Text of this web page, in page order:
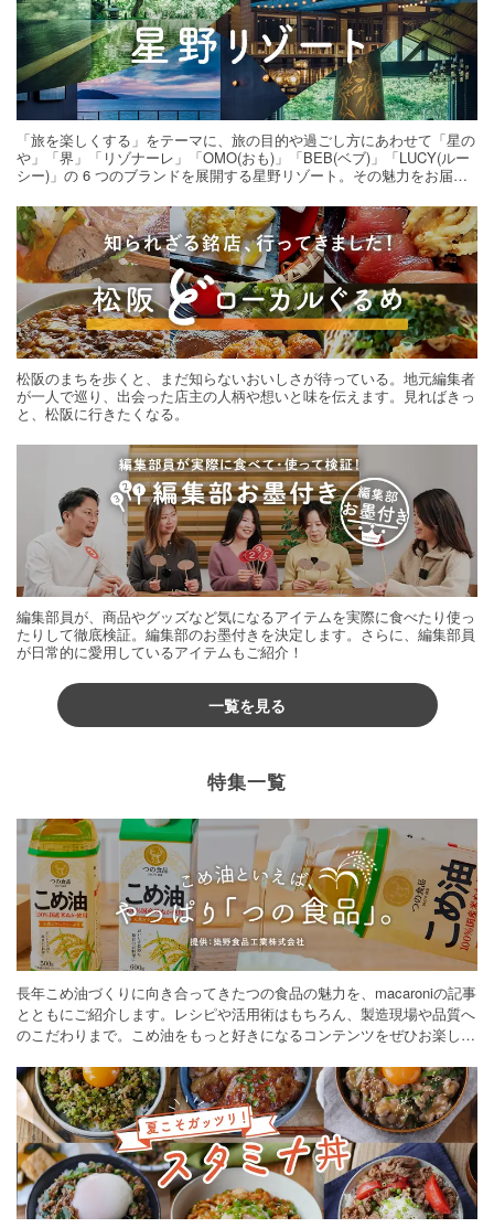
「旅を楽しくする」をテーマに、旅の目的や過ごし方にあわせて「星の
や」「界」「リゾナーレ」「OMO(おも)」「BEB(ベブ)」「LUCY(ルー
シー)」の 6 つのブランドを展開する星野リゾート。その魅力をお届け
松阪のまちを歩くと、まだ知らないおいしさが待っている。地元編集者
が一人で巡り、出会った店主の人柄や想いと味を伝えます。見ればきっ
と、松阪に行きたくなる。
編集部員が、商品やグッズなど気になるアイテムを実際に食べたり使っ
たりして徹底検証。編集部のお墨付きを決定します。さらに、編集部員
が日常的に愛用しているアイテムもご紹介！
一覧を見る
特集一覧
長年こめ油づくりに向き合ってきたつの食品の魅力を、macaroniの記事
とともにご紹介します。レシピや活用術はもちろん、製造現場や品質へ
のこだわりまで。こめ油をもっと好きになるコンテンツをぜひお楽しみ